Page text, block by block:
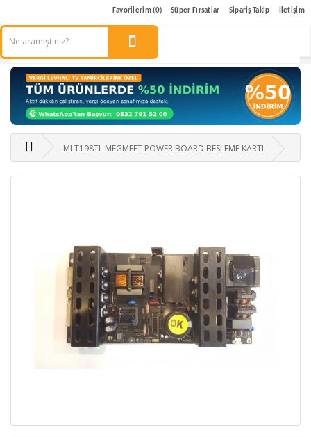
Favorilerim (0) Süper Fırsatlar Sipariş Takip İletişim
MLT198TL MEGMEET POWER BOARD BESLEME KARTI